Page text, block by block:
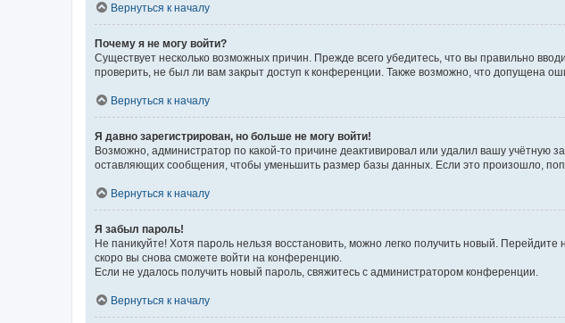
Вернуться к началу
Почему я не могу войти?
Существует несколько возможных причин. Прежде всего убедитесь, что вы правильно
проверить, не был ли вам закрыт доступ к конференции. Также возможно, что допущена
Вернуться к началу
Я давно зарегистрирован, но больше не могу войти!
Возможно, администратор по какой-то причине деактивировал или удалил вашу учётную
оставляющих сообщения, чтобы уменьшить размер базы данных. Если это произошло,
Вернуться к началу
Я забыл пароль!
Не паникуйте! Хотя пароль нельзя восстановить, можно легко получить новый.
скоро вы снова сможете войти на конференцию.
Если не удалось получить новый пароль, свяжитесь с администратором конференции.
Вернуться к началу